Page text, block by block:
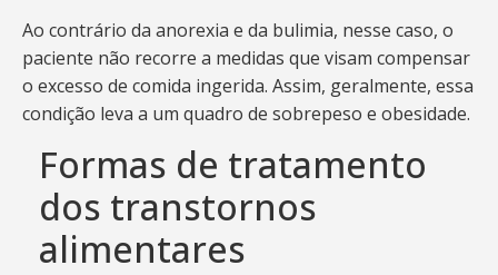
Ao contrário da anorexia e da bulimia, nesse caso, o
paciente não recorre a medidas que visam compensar
o excesso de comida ingerida. Assim, geralmente, essa
condição leva a um quadro de sobrepeso e obesidade.
Formas de tratamento
dos transtornos
alimentares